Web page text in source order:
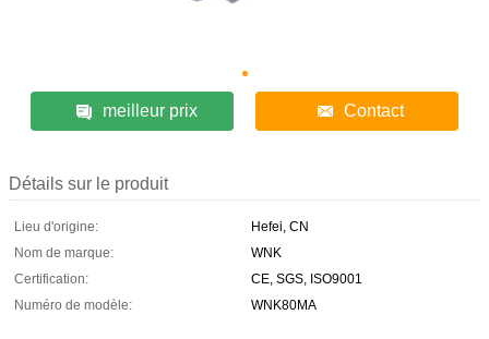
meilleur prix Contact
Détails sur le produit
Lieu d'origine:
Hefei, CN
Nom de marque:
WNK
Certification:
CE, SGS, ISO9001
Numéro de modèle:
WNK80MA